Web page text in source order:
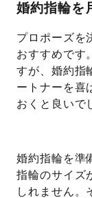
婚約指輪を
プロポーズを
おすすめです
すが、婚約指
ートナーを喜
おくと良いで
婚約指輪を準
指輪のサイズ
しれません。